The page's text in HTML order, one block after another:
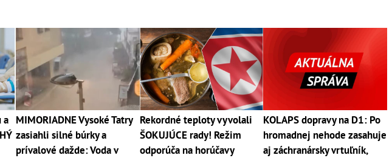
a MIMORIADNE Vysoké Tatry
zasiahli silné búrky a
prívalové dažde: Voda v
Rekordné teploty vyvolali
ŠOKUJÚCE rady! Režim
odporúča na horúčavy
KOLAPS dopravy na D1: Po
hromadnej nehode zasahuje
aj záchranársky vrtuľník,